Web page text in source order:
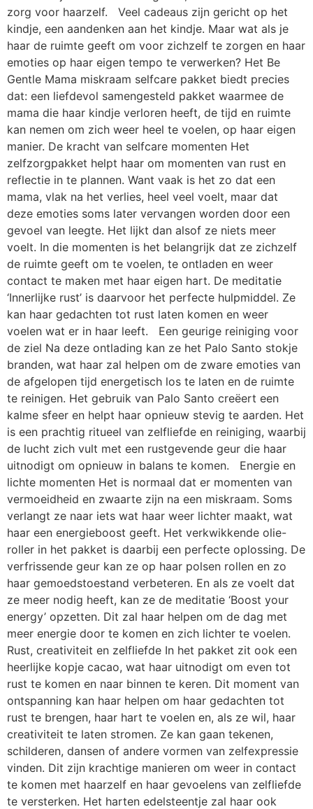
zorg voor haarzelf. Veel cadeaus zijn gericht op het
kindje, een aandenken aan het kindje. Maar wat als je
haar de ruimte geeft om voor zichzelf te zorgen en haar
emoties op haar eigen tempo te verwerken? Het Be
Gentle Mama miskraam selfcare pakket biedt precies
dat: een liefdevol samengesteld pakket waarmee de
mama die haar kindje verloren heeft, de tijd en ruimte
kan nemen om zich weer heel te voelen, op haar eigen
manier. De kracht van selfcare momenten Het
zelfzorgpakket helpt haar om momenten van rust en
reflectie in te plannen. Want vaak is het zo dat een
mama, vlak na het verlies, heel veel voelt, maar dat
deze emoties soms later vervangen worden door een
gevoel van leegte. Het lijkt dan alsof ze niets meer
voelt. In die momenten is het belangrijk dat ze zichzelf
de ruimte geeft om te voelen, te ontladen en weer
contact te maken met haar eigen hart. De meditatie
‘Innerlijke rust’ is daarvoor het perfecte hulpmiddel. Ze
kan haar gedachten tot rust laten komen en weer
voelen wat er in haar leeft. Een geurige reiniging voor
de ziel Na deze ontlading kan ze het Palo Santo stokje
branden, wat haar zal helpen om de zware emoties van
de afgelopen tijd energetisch los te laten en de ruimte
te reinigen. Het gebruik van Palo Santo creëert een
kalme sfeer en helpt haar opnieuw stevig te aarden. Het
is een prachtig ritueel van zelfliefde en reiniging, waarbij
de lucht zich vult met een rustgevende geur die haar
uitnodigt om opnieuw in balans te komen. Energie en
lichte momenten Het is normaal dat er momenten van
vermoeidheid en zwaarte zijn na een miskraam. Soms
verlangt ze naar iets wat haar weer lichter maakt, wat
haar een energieboost geeft. Het verkwikkende olie-
roller in het pakket is daarbij een perfecte oplossing. De
verfrissende geur kan ze op haar polsen rollen en zo
haar gemoedstoestand verbeteren. En als ze voelt dat
ze meer nodig heeft, kan ze de meditatie ‘Boost your
energy’ opzetten. Dit zal haar helpen om de dag met
meer energie door te komen en zich lichter te voelen.
Rust, creativiteit en zelfliefde In het pakket zit ook een
heerlijke kopje cacao, wat haar uitnodigt om even tot
rust te komen en naar binnen te keren. Dit moment van
ontspanning kan haar helpen om haar gedachten tot
rust te brengen, haar hart te voelen en, als ze wil, haar
creativiteit te laten stromen. Ze kan gaan tekenen,
schilderen, dansen of andere vormen van zelfexpressie
vinden. Dit zijn krachtige manieren om weer in contact
te komen met haarzelf en haar gevoelens van zelfliefde
te versterken. Het harten edelsteentje zal haar ook